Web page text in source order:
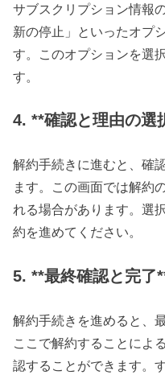
サブスクリプション情報
新の停止」といったオプ
す。このオプションを選
す。
4. **確認と理由の選
解約手続きに進むと、確
ます。この画面では解約
れる場合があります。選
約を進めてください。
5. **最終確認と完了
解約手続きを進めると、
ここで解約することによ
認することができます。